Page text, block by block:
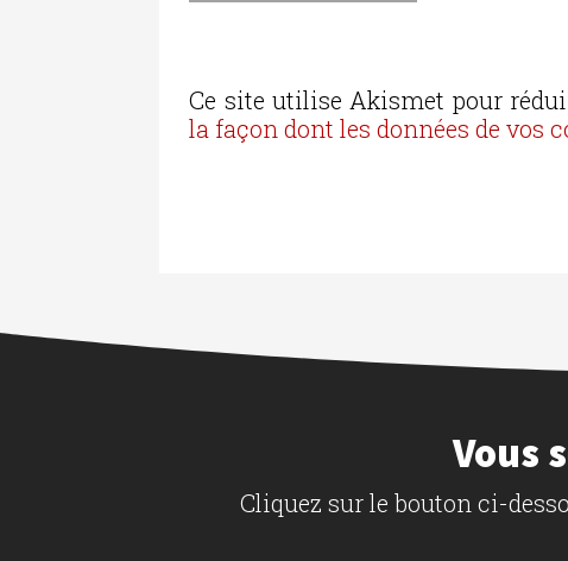
Ce site utilise Akismet pour
la façon dont les données de vos
Vous
Cliquez sur le bouton ci-